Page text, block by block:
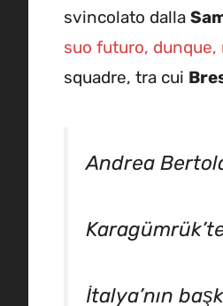
svincolato dalla
suo futuro, dunque,
squadre, tra cui
Andrea
İtalya’nın